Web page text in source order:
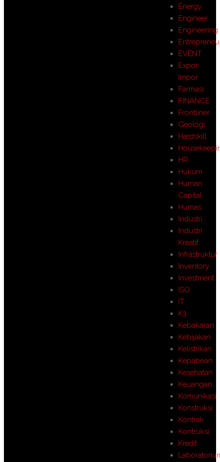
Energy
Engineer
Engineering
EVENT
Expor
Impor
Farmasi
FINANCE
Frontliner
Geologi
Hardskill
HR
Hukum
Human
Capital
Humas
Industri
Industri
Kreatif
Infrastruktur
Inventory
Investment
ISO
IT
K3
Kebakaran
Kebijakan
Kelistrikan
Kepabean
Kesehatan
Keuangan
Komunikasi
Konstruksi
Kontrak
Kontruksi
Kredit